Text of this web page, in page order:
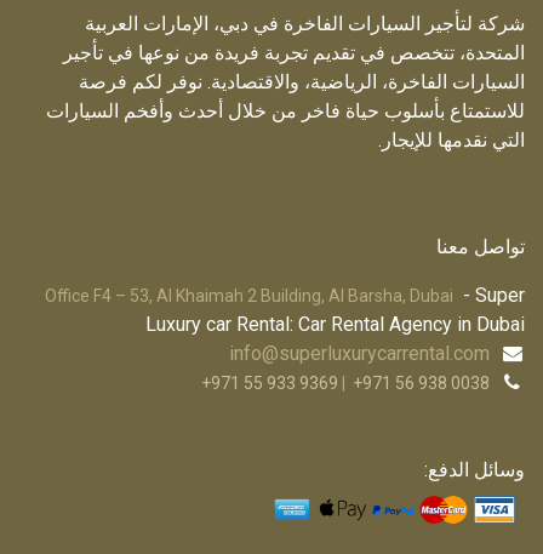
شركة لتأجير السيارات الفاخرة في دبي، الإمارات العربية
المتحدة، تتخصص في تقديم تجربة فريدة من نوعها في تأجير
السيارات الفاخرة، الرياضية، والاقتصادية. نوفر لكم فرصة
للاستمتاع بأسلوب حياة فاخر من خلال أحدث وأفخم السيارات
التي نقدمها للإيجار.
تواصل معنا
Office F4 – 53, Al Khaimah 2 Building, Al Barsha, Dubai
- Super
Luxury car Rental: Car Rental Agency in Dubai
info@superluxurycarrental.com
+971 55 933 9369 | +971 56 938 0038
وسائل الدفع: